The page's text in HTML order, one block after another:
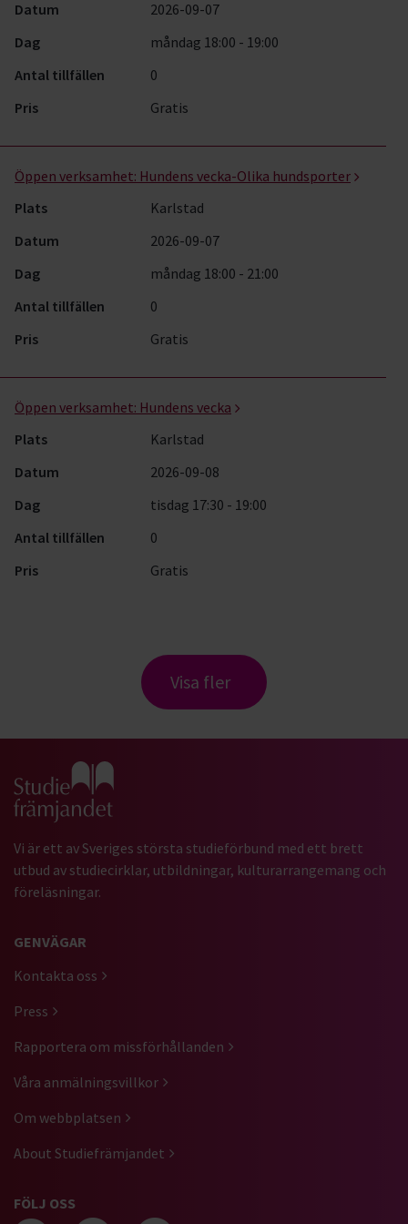
Datum
2026-09-07
Dag
måndag 18:00 - 19:00
Antal tillfällen
0
Pris
Gratis
Öppen verksamhet: Hundens vecka-Olika hundsporter
Plats
Karlstad
Datum
2026-09-07
Dag
måndag 18:00 - 21:00
Antal tillfällen
0
Pris
Gratis
Öppen verksamhet: Hundens vecka
Plats
Karlstad
Datum
2026-09-08
Dag
tisdag 17:30 - 19:00
Antal tillfällen
0
Pris
Gratis
Visa fler
Gå till studiefrämjandets startsida
Vi är ett av Sveriges största studieförbund med ett brett
utbud av studiecirklar, utbildningar, kulturarrangemang och
föreläsningar.
GENVÄGAR
Kontakta oss
Press
Rapportera om missförhållanden
Våra anmälningsvillkor
Om webbplatsen
About Studiefrämjandet
FÖLJ OSS